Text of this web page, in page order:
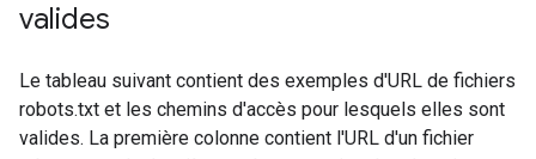
valides
Le tableau suivant contient des exemples d'URL de fichiers
robots.txt et les chemins d'accès pour lesquels elles sont
valides. La première colonne contient l'URL d'un fichier